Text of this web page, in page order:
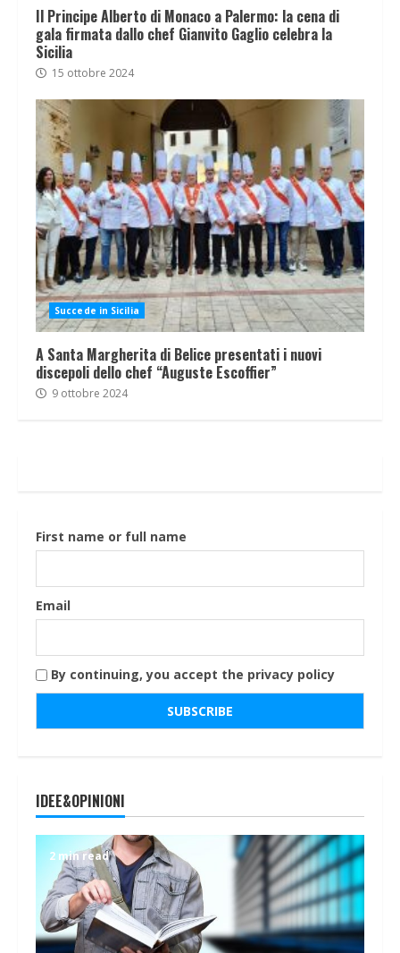
Il Principe Alberto di Monaco a Palermo: la cena di
gala firmata dallo chef Gianvito Gaglio celebra la
Sicilia
15 ottobre 2024
Succede in Sicilia
A Santa Margherita di Belice presentati i nuovi
discepoli dello chef “Auguste Escoffier”
9 ottobre 2024
First name or full name
Email
By continuing, you accept the privacy policy
IDEE&OPINIONI
2 min read